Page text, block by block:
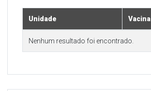
Unidade Vacina
Nenhum resultado foi encontrado.